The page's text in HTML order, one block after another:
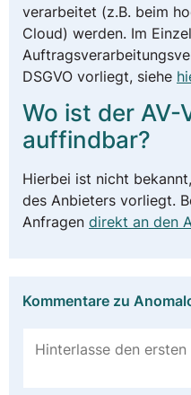
verarbeitet (z.B. beim
Cloud) werden. Im
DSGVO vorliegt, siehe
Wo ist der AV-
auffindbar?
Hierbei ist nicht
des Anbieters vorliegt.
Anfragen direkt an den
Kommentare zu